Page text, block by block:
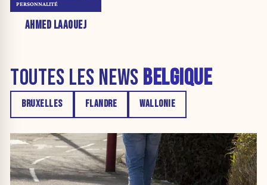
AHMED LAAOUEJ
PERSONNALITÉ
TOUTES LES NEWS BELGIQUE
BRUXELLES FLANDRE WALLONIE